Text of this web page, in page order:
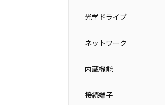
光学ドライブ
ネットワーク
内蔵機能
接続端子